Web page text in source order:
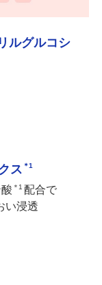
ルグルコシ
ス ＊1
＊1 配合で
い浸透